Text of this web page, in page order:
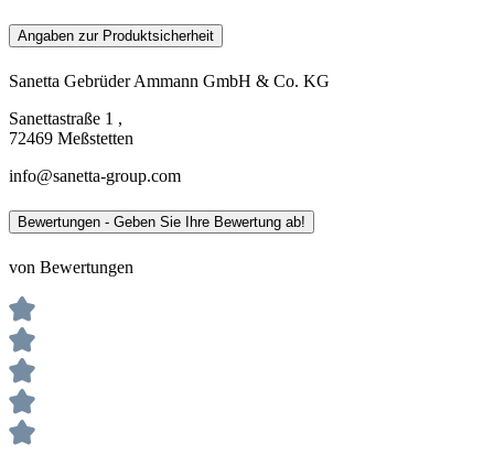
Angaben zur Produktsicherheit
Sanetta Gebrüder Ammann GmbH & Co. KG
Sanettastraße 1 ,
72469 Meßstetten
info@sanetta-group.com
Bewertungen - Geben Sie Ihre Bewertung ab!
von Bewertungen